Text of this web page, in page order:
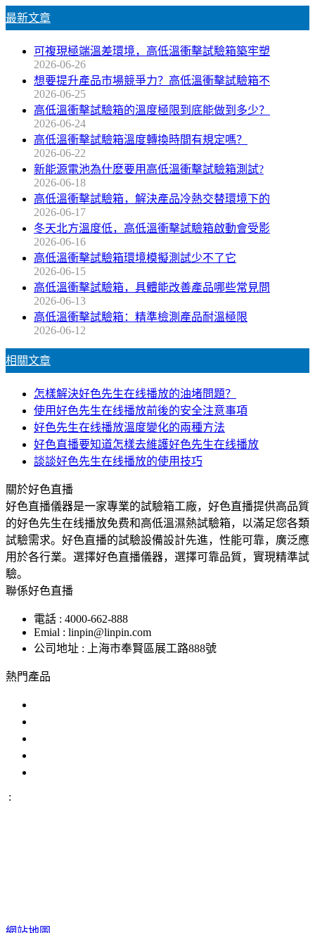
最新文章
可複現極端溫差環境，高低溫衝擊試驗箱築牢塑
2026-06-26
想要提升產品市場競爭力？高低溫衝擊試驗箱不
2026-06-25
高低溫衝擊試驗箱的溫度極限到底能做到多少？
2026-06-24
高低溫衝擊試驗箱溫度轉換時間有規定嗎？
2026-06-22
新能源電池為什麽要用高低溫衝擊試驗箱測試?
2026-06-18
高低溫衝擊試驗箱，解決產品冷熱交替環境下的
2026-06-17
冬天北方溫度低，高低溫衝擊試驗箱啟動會受影
2026-06-16
高低溫衝擊試驗箱環境模擬測試少不了它
2026-06-15
高低溫衝擊試驗箱，具體能改善產品哪些常見問
2026-06-13
高低溫衝擊試驗箱：精準檢測產品耐溫極限
2026-06-12
相關文章
怎樣解決好色先生在线播放的油堵問題？
使用好色先生在线播放前後的安全注意事項
好色先生在线播放溫度變化的兩種方法
好色直播要知道怎樣去維護好色先生在线播放
談談好色先生在线播放的使用技巧
關於好色直播
好色直播儀器是一家專業的試驗箱工廠，好色直播提供高品質
的好色先生在线播放免费和高低溫濕熱試驗箱，以滿足您各類
試驗需求。好色直播的試驗設備設計先進，性能可靠，廣泛應
用於各行業。選擇好色直播儀器，選擇可靠品質，實現精準試
驗。
聯係好色直播
電話 : 4000-662-888
Emial : linpin@linpin.com
公司地址 : 上海市奉賢區展工路888號
熱門產品
: